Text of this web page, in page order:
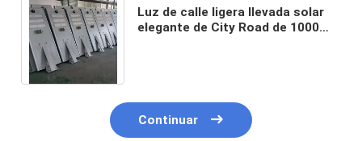
Luz de calle ligera llevada solar
elegante de City Road de 1000
Continuar